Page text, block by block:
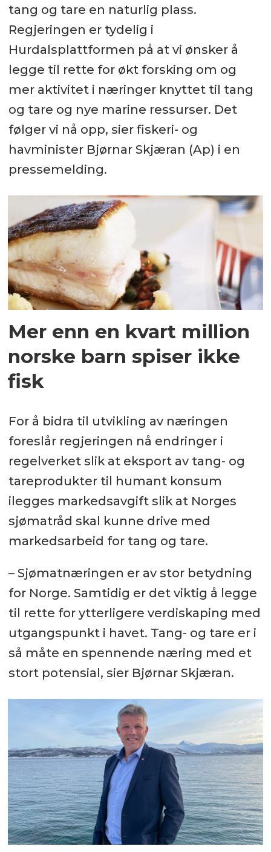
tang og tare en naturlig plass.
Regjeringen er tydelig i
Hurdalsplattformen på at vi ønsker å
legge til rette for økt forsking om og
mer aktivitet i næringer knyttet til tang
og tare og nye marine ressurser. Det
følger vi nå opp, sier fiskeri- og
havminister Bjørnar Skjæran (Ap) i en
pressemelding.
Mer enn en kvart million
norske barn spiser ikke
fisk
For å bidra til utvikling av næringen
foreslår regjeringen nå endringer i
regelverket slik at eksport av tang- og
tareprodukter til humant konsum
ilegges markedsavgift slik at Norges
sjømatråd skal kunne drive med
markedsarbeid for tang og tare.
– Sjømatnæringen er av stor betydning
for Norge. Samtidig er det viktig å legge
til rette for ytterligere verdiskaping med
utgangspunkt i havet. Tang- og tare er i
så måte en spennende næring med et
stort potensial, sier Bjørnar Skjæran.